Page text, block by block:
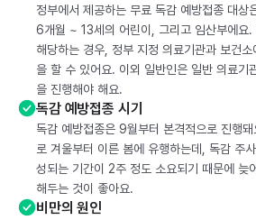
정부에서 제공하는 무료 독감 예방접종 대
6개월 ~ 13세의 어린이, 그리고 임산부에요.
해당하는 경우, 정부 지정 의료기관과 보건
을 할 수 있어요. 이외 일반인은 일반 의료기
을 진행해야 해요.
독감 예방접종 시기
독감 예방접종은 9월부터 본격적으로 진행
로 겨울부터 이른 봄에 유행하는데, 독감 주
성되는 기간이 2주 정도 소요되기 때문에 늦
해두는 것이 좋아요.
비만의 원인